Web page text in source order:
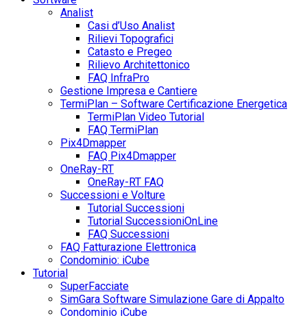
Analist
Casi d’Uso Analist
Rilievi Topografici
Catasto e Pregeo
Rilievo Architettonico
FAQ InfraPro
Gestione Impresa e Cantiere
TermiPlan – Software Certificazione Energetica
TermiPlan Video Tutorial
FAQ TermiPlan
Pix4Dmapper
FAQ Pix4Dmapper
OneRay-RT
OneRay-RT FAQ
Successioni e Volture
Tutorial Successioni
Tutorial SuccessioniOnLine
FAQ Successioni
FAQ Fatturazione Elettronica
Condominio: iCube
Tutorial
SuperFacciate
SimGara Software Simulazione Gare di Appalto
Condominio iCube